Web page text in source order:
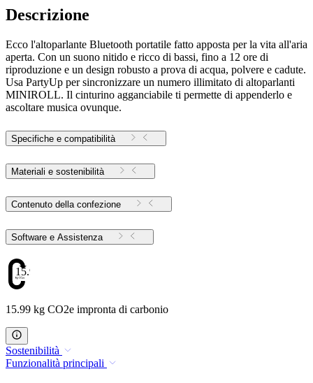
Descrizione
Ecco l'altoparlante Bluetooth portatile fatto apposta per la vita all'aria
aperta. Con un suono nitido e ricco di bassi, fino a 12 ore di
riproduzione e un design robusto a prova di acqua, polvere e cadute.
Usa PartyUp per sincronizzare un numero illimitato di altoparlanti
MINIROLL. Il cinturino agganciabile ti permette di appenderlo e
ascoltare musica ovunque.
Specifiche e compatibilità
Materiali e sostenibilità
Contenuto della confezione
Software e Assistenza
15.99
15.99 kg CO2e impronta di carbonio
Sostenibilità
Funzionalità principali